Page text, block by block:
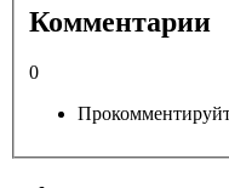
Комментарии
0